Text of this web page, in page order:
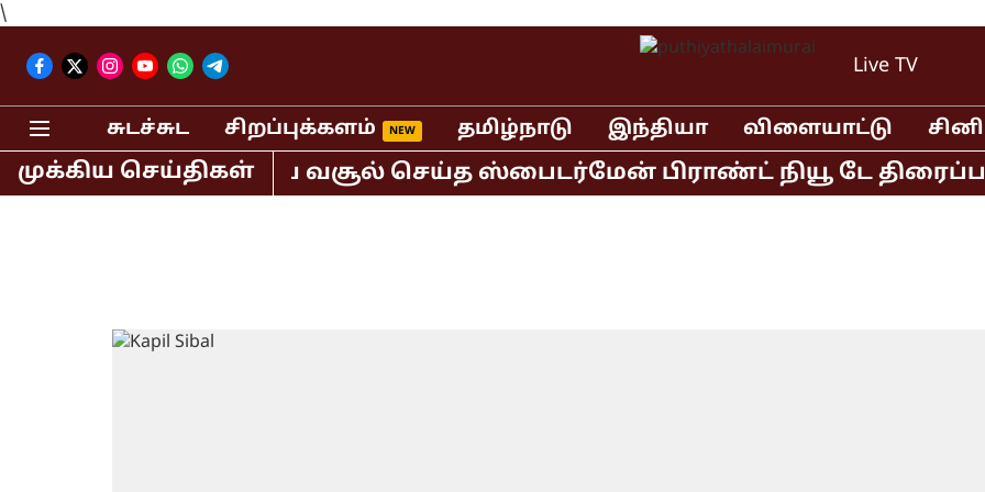
\
Live TV
சுடச்சுட சிறப்புக்களம் தமிழ்நாடு இந்தியா விளையாட்டு
முக்கிய செய்திகள்
400 கோடி ரூபாய் வசூல் செய்த ஸ்பைடர்மேன் பிராண்ட் நியூ டே திரைப்படம்